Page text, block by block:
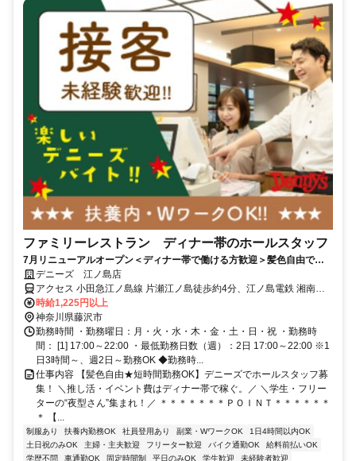
ファミリーレストラン ディナー帯のホールスタッフ
7月リニューアルオープン＜ディナー帯で働ける方歓迎＞髪色自由で
OK！食事補助や割引券もあって、夜ごはんどきにうれしいバイトです◎
大学生歓迎！
デニーズ 江ノ島店
アクセス 小田急江ノ島線 片瀬江ノ島徒歩約4分、江ノ島電鉄 湘南海
岸公園徒歩約11分、江ノ島電鉄 江ノ島徒歩約11分 片瀬江ノ島駅より
徒歩5分
時給1,225円以上
神奈川県藤沢市
勤務時間 ・勤務曜日：月・火・水・木・金・土・日・祝 ・勤務時
間： [1] 17:00～22:00 ・最低勤務日数（週）：2日 17:00～22:00 ※1
日3時間～、週2日～勤務OK ◆勤務時...
仕事内容 【髪色自由★短時間勤務OK】デニーズでホールスタッフ募
集！ ＼推し活・イベント費はディナー帯で稼ぐ。／ ＼学生・フリー
ターの“夜型さん”集まれ！／ ＊＊＊＊＊＊＊ＰＯＩＮＴ＊＊＊＊＊＊
＊ 【...
制服あり 扶養内勤務OK 社員登用あり 副業・WワークOK
1日4時間以内OK
土日祝のみOK
主婦・主夫歓迎 フリーター歓迎 バイク通勤OK
給料前払いOK
学歴不問
車通勤OK 固定時間制 平日のみOK 学生歓迎 未経験者歓迎